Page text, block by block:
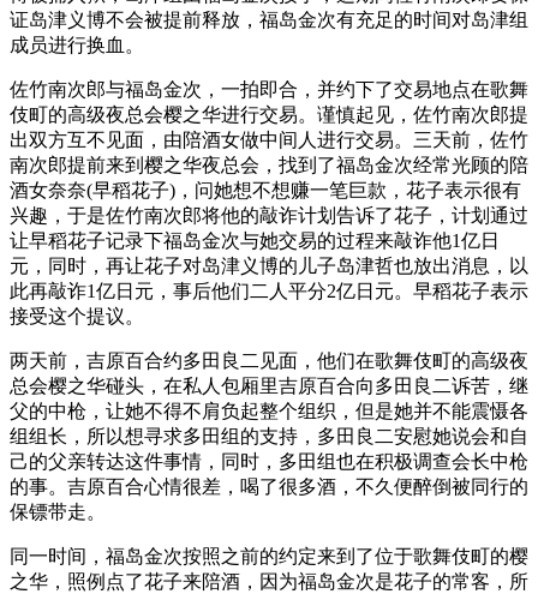
证岛津义博不会被提前释放，福岛金次有充足的时间对岛津组
成员进行换血。
佐竹南次郎与福岛金次，一拍即合，并约下了交易地点在歌舞
伎町的高级夜总会樱之华进行交易。谨慎起见，佐竹南次郎提
出双方互不见面，由陪酒女做中间人进行交易。三天前，佐竹
南次郎提前来到樱之华夜总会，找到了福岛金次经常光顾的陪
酒女奈奈(早稻花子)，问她想不想赚一笔巨款，花子表示很有
兴趣，于是佐竹南次郎将他的敲诈计划告诉了花子，计划通过
让早稻花子记录下福岛金次与她交易的过程来敲诈他1亿日
元，同时，再让花子对岛津义博的儿子岛津哲也放出消息，以
此再敲诈1亿日元，事后他们二人平分2亿日元。早稻花子表示
接受这个提议。
两天前，吉原百合约多田良二见面，他们在歌舞伎町的高级夜
总会樱之华碰头，在私人包厢里吉原百合向多田良二诉苦，继
父的中枪，让她不得不肩负起整个组织，但是她并不能震慑各
组组长，所以想寻求多田组的支持，多田良二安慰她说会和自
己的父亲转达这件事情，同时，多田组也在积极调查会长中枪
的事。吉原百合心情很差，喝了很多酒，不久便醉倒被同行的
保镖带走。
同一时间，福岛金次按照之前的约定来到了位于歌舞伎町的樱
之华，照例点了花子来陪酒，因为福岛金次是花子的常客，所